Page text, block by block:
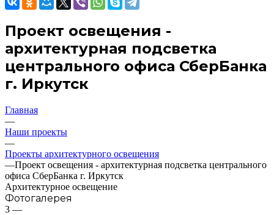
Проект освещения -
архитектурная подсветка
центрального офиса СберБанка
г. Иркутск
Главная
—
Наши проекты
—
Проекты архитектурного освещения
—Проект освещения - архитектурная подсветка центрального
офиса СберБанка г. Иркутск
Архитектурное освещение
Фотогалерея
3 —